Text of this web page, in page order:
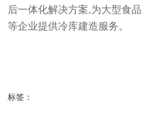
后一体化解决方案,为大型食
等企业提供冷库建造服务。
标签：